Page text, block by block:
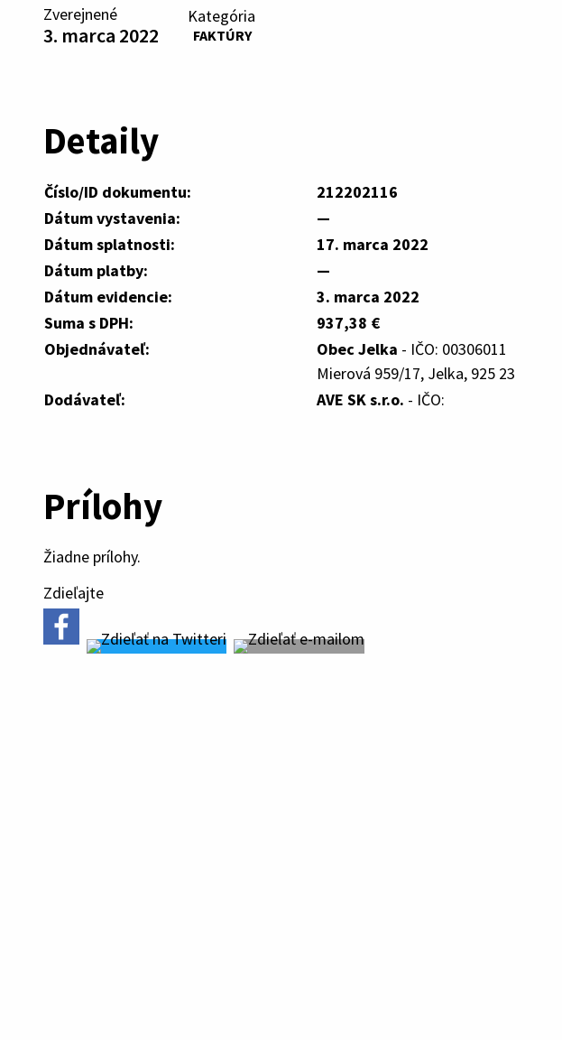
Zverejnené
3. marca 2022
Kategória
FAKTÚRY
Detaily
Číslo/ID dokumentu:
212202116
Dátum vystavenia:
—
Dátum splatnosti:
17. marca 2022
Dátum platby:
—
Dátum evidencie:
3. marca 2022
Suma s DPH:
937,38 €
Objednávateľ:
Obec Jelka - IČO: 00306011
Mierová 959/17, Jelka, 925 23
Dodávateľ:
AVE SK s.r.o. - IČO:
Prílohy
Žiadne prílohy.
Zdieľajte